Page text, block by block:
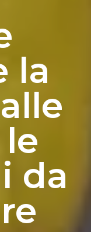
la
da